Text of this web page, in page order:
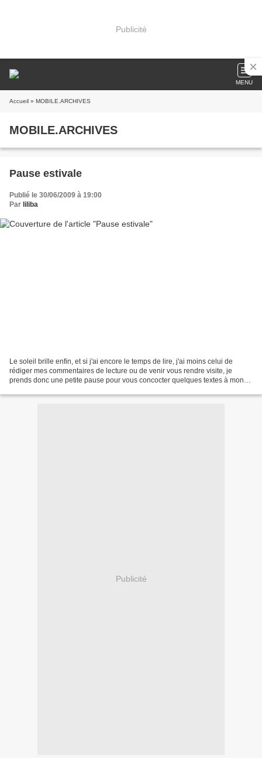
Publicité
MENU
Accueil » MOBILE.ARCHIVES
MOBILE.ARCHIVES
Pause estivale
Publié le 30/06/2009 à 19:00
Par liliba
Le soleil brille enfin, et si j'ai encore le temps de lire, j'ai moins celui de
rédiger mes commentaires de lecture ou de venir vous rendre visite, je
prends donc une petite pause pour vous concocter quelques textes à mon
Publicité